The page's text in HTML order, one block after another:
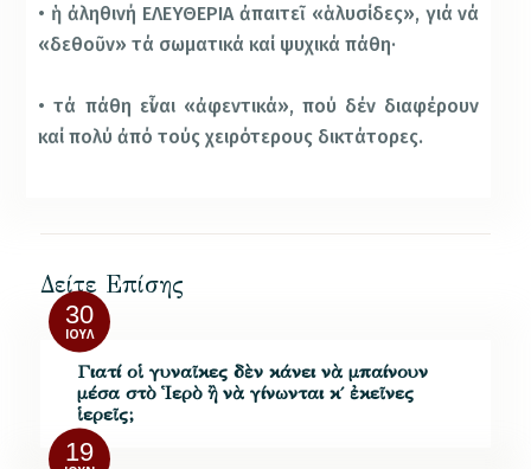
• ἡ ἀληθινή ΕΛΕΥΘΕΡΙΑ ἀπαιτεῖ «ἁλυσίδες», γιά νά
«δεθοῦν» τά σωματικά καί ψυχικά πάθη·
• τά πάθη εἶναι «ἀφεντικά», πού δέν διαφέρουν
καί πολύ ἀπό τούς χειρότερους δικτάτορες.
Δείτε Επίσης
30
ΙΟΎΛ
Γιατί οἱ γυναῖκες δὲν κάνει νὰ μπαίνουν
μέσα στὸ Ἱερὸ ἢ νὰ γίνωνται κ΄ ἐκεῖνες
ἱερεῖς;
19